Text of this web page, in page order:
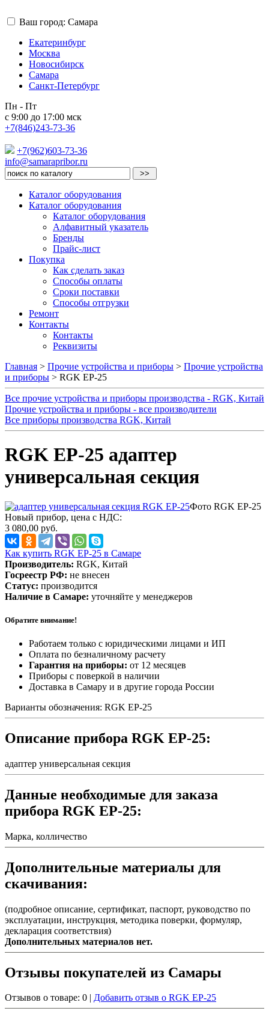
Ваш город: Самара
Екатеринбург
Москва
Новосибирск
Самара
Санкт-Петербург
Пн - Пт
с 9:00 до 17:00 мск
+7(846)243-73-36
+7(962)603-73-36
info@samarapribor.ru
Каталог оборудования
Каталог оборудования
Каталог оборудования
Алфавитный указатель
Бренды
Прайс-лист
Покупка
Как сделать заказ
Способы оплаты
Сроки поставки
Способы отгрузки
Ремонт
Контакты
Контакты
Реквизиты
Главная > Прочие устройства и приборы > Прочие устройства
и приборы > RGK EP-25
Все прочие устройства и приборы производства - RGK, Китай
Прочие устройства и приборы - все производители
Все приборы производства RGK, Китай
RGK EP-25 адаптер
универсальная секция
Фото RGK EP-25
Новый прибор, цена с НДС:
3 080,00 руб.
Как купить RGK EP-25 в Самаре
Производитель: RGK, Китай
Госреестр РФ: не внесен
Статус: производится
Наличие в Самаре: уточняйте у менеджеров
Обратите внимание!
Работаем только с юридическими лицами и ИП
Оплата по безналичному расчету
Гарантия на приборы: от 12 месяцев
Приборы с поверкой в наличии
Доставка в Самару и в другие города России
Варианты обозначения: RGK EP-25
Описание прибора RGK EP-25:
адаптер универсальная секция
Данные необходимые для заказа
прибора RGK EP-25:
Марка, колличество
Дополнительные материалы для
скачивания:
(подробное описание, сертификат, паспорт, руководство по
эксплуатации, инструкция, методика поверки, формуляр,
декларация соответствия)
Дополнительных материалов нет.
Отзывы покупателей из Самары
Отзывов о товаре: 0 | Добавить отзыв о RGK EP-25